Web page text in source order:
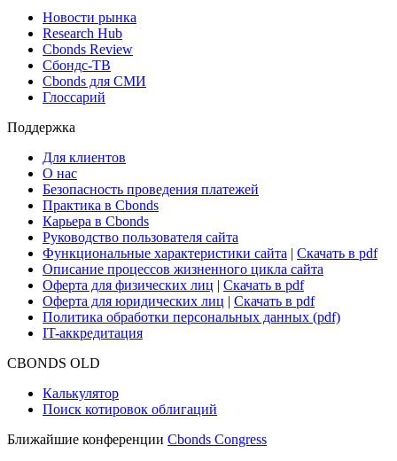
Новости рынка
Research Hub
Cbonds Review
Сбондс-ТВ
Cbonds для СМИ
Глоссарий
Поддержка
Для клиентов
О нас
Безопасность проведения платежей
Практика в Cbonds
Карьера в Cbonds
Руководство пользователя сайта
Функциональные характеристики сайта | Скачать в pdf
Описание процессов жизненного цикла сайта
Оферта для физических лиц | Скачать в pdf
Оферта для юридических лиц | Скачать в pdf
Политика обработки персональных данных (pdf)
IT-аккредитация
CBONDS OLD
Калькулятор
Поиск котировок облигаций
Ближайшие конференции Cbonds Congress